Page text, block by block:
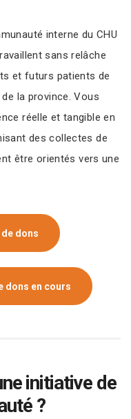
interne du CHU
sans relâche
et futurs patients de
la province. Vous
réelle et tangible en
des collectes de
être orientés vers une
dons
dons en cours
initiative de
?